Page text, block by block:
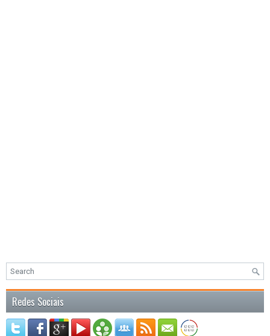
Redes Sociais